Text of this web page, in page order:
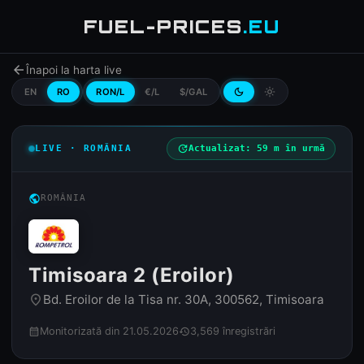
FUEL-PRICES.EU
arrow_backÎnapoi la harta live
EN RO RON/L €/L $/GAL dark_mode light_mode
LIVE · ROMÂNIA updateActualizat: 59 m în urmă
publicROMÂNIA
Timisoara 2 (Eroilor)
place Bd. Eroilor de la Tisa nr. 30A, 300562, Timisoara
calendar_month Monitorizată din 21.05.2026history3,569 înregistrări